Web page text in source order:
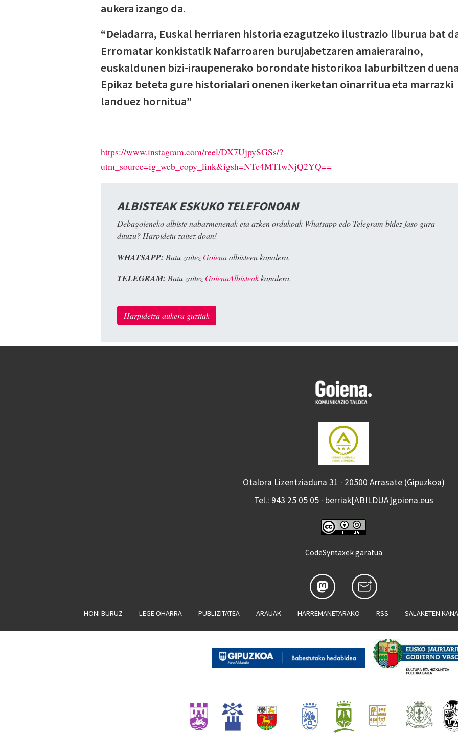
aukera izango da.
“Deiadarra, Euskal herriaren historia ezagutzeko ilustrazio liburua bat
Erromatar konkistatik Nafarroaren burujabetzaren amaieraraino,
euskaldunen bizi-iraupenerako borondate historikoa laburbiltzen
Epikaz beteta gure historialari onenen ikerketan oinarritua eta marrazki
landuez hornitua”
https://www.instagram.com/reel/DX7UjpySGSs/?
utm_source=ig_web_copy_link&igsh=NTc4MTIwNjQ2YQ==
ALBISTEAK ESKUKO TELEFONOAN
Debagoieneko albiste nabarmenenak eta azken ordukoak Whatsapp edo Telegram bidez jaso gura
dituzu? Harpidetu zaitez doan!
WHATSAPP: Batu zaitezGoienaalbisteen kanalera.
TELEGRAM: Batu zaitezGoienaAlbisteakkanalera.
Harpidetza aukera guztiak
Otalora Lizentziaduna 31 · 20500 Arrasate (Gipuzkoa)
Tel.: 943 25 05 05 · berriak[ABILDUA]goiena.eus
CodeSyntaxek garatua
HONI BURUZ LEGE OHARRA PUBLIZITATEA ARAUAK HARREMANETARAKO RSS SALAKETEN